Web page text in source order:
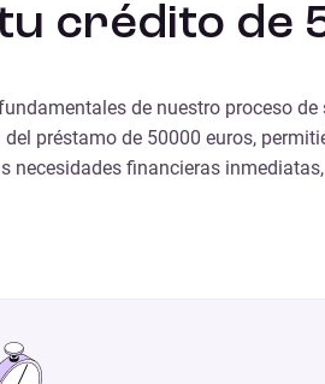
crédito de
de nuestro proceso
préstamo de 50000 euros,
financieras